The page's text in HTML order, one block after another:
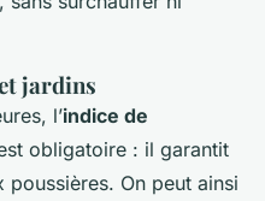
jardins
l’indice de
obligatoire : il garantit
poussières. On peut ainsi